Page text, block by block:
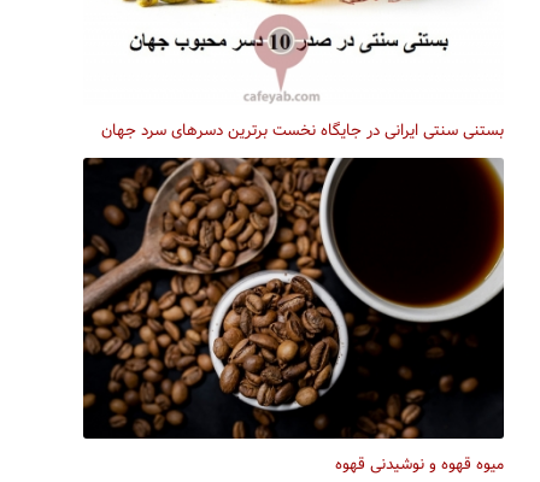
بستنی سنتی ایرانی در جایگاه نخست برترین دسرهای سرد جهان
میوه قهوه و نوشیدنی قهوه